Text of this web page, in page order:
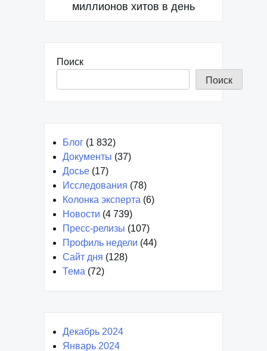
миллионов хитов в день
Поиск
Поиск
Блог (1 832)
Документы (37)
Досье (17)
Исследования (78)
Колонка эксперта (6)
Новости (4 739)
Пресс-релизы (107)
Профиль недели (44)
Сайт дня (128)
Тема (72)
Декабрь 2024
Январь 2024